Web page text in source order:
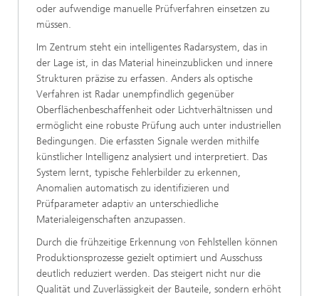
oder aufwendige manuelle Prüfverfahren einsetzen zu
müssen.
Im Zentrum steht ein intelligentes Radarsystem, das in
der Lage ist, in das Material hineinzublicken und innere
Strukturen präzise zu erfassen. Anders als optische
Verfahren ist Radar unempfindlich gegenüber
Oberflächenbeschaffenheit oder Lichtverhältnissen und
ermöglicht eine robuste Prüfung auch unter industriellen
Bedingungen. Die erfassten Signale werden mithilfe
künstlicher Intelligenz analysiert und interpretiert. Das
System lernt, typische Fehlerbilder zu erkennen,
Anomalien automatisch zu identifizieren und
Prüfparameter adaptiv an unterschiedliche
Materialeigenschaften anzupassen.
Durch die frühzeitige Erkennung von Fehlstellen können
Produktionsprozesse gezielt optimiert und Ausschuss
deutlich reduziert werden. Das steigert nicht nur die
Qualität und Zuverlässigkeit der Bauteile, sondern erhöht